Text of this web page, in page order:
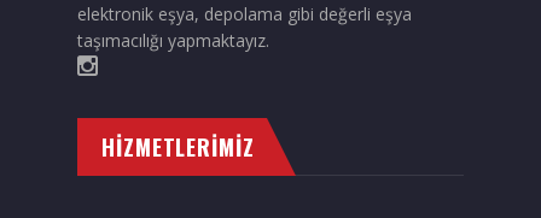
elektronik eşya, depolama gibi değerli eşya
taşımacılığı yapmaktayız.
HIZMETLERIMIZ